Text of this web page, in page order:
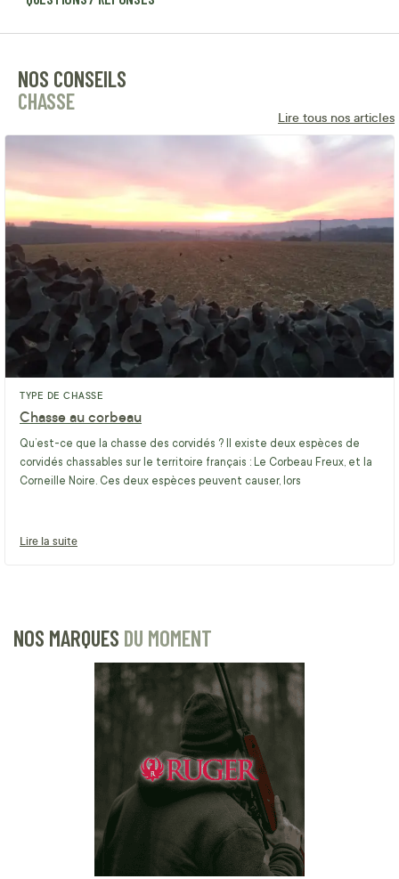
NOS CONSEILS
CHASSE
Lire tous nos articles
TYPE DE CHASSE
Chasse au corbeau
Qu’est-ce que la chasse des corvidés ? Il existe deux espèces de
corvidés chassables sur le territoire français : Le Corbeau Freux, et la
Corneille Noire. Ces deux espèces peuvent causer, lors
Lire la suite
NOS MARQUES DU MOMENT